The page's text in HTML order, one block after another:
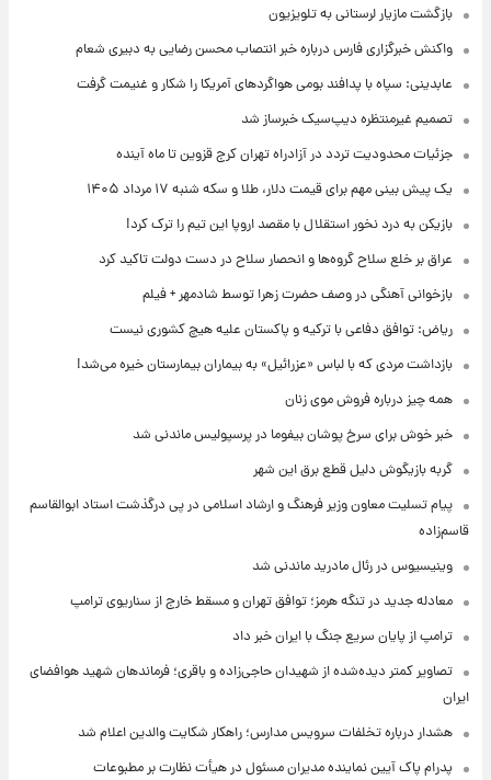
بازگشت مازیار لرستانی به تلویزیون
واکنش خبرگزاری فارس درباره خبر انتصاب محسن رضایی به دبیری شعام
عابدینی: سپاه با پدافند بومی هواگردهای آمریکا را شکار و غنیمت گرفت
تصمیم غیرمنتظره دیپ‌سیک خبرساز شد
جزئیات محدودیت تردد در آزادراه تهران کرج قزوین تا ماه آینده
یک پیش ‌بینی مهم برای قیمت دلار، طلا و سکه شنبه ۱۷ مرداد ۱۴۰۵
بازیکن به درد نخور استقلال با مقصد اروپا این تیم را ترک کرد!
عراق بر خلع سلاح گروه‌ها و انحصار سلاح در دست دولت تاکید کرد
بازخوانی آهنگی در وصف حضرت زهرا توسط شادمهر + فیلم
ریاض: توافق دفاعی با ترکیه و پاکستان علیه هیچ کشوری نیست
بازداشت مردی که با لباس «عزرائیل» به بیماران بیمارستان خیره می‌شد!
همه چیز درباره فروش موی زنان
خبر خوش برای سرخ پوشان بیفوما در پرسپولیس ماندنی شد
گربه بازیگوش دلیل قطع برق این شهر
پیام تسلیت معاون وزیر فرهنگ و ارشاد اسلامی در پی درگذشت استاد ابوالقاسم
قاسم‌زاده
وینیسیوس در رئال مادرید ماندنی شد
معادله جدید در تنگه هرمز؛ توافق تهران و مسقط خارج از سناریوی ترامپ
ترامپ از پایان سریع جنگ با ایران خبر داد
تصاویر کمتر دیده‌شده از شهیدان حاجی‌زاده و باقری؛ فرماندهان شهید هوافضای
ایران
هشدار درباره تخلفات سرویس مدارس؛ راهکار شکایت والدین اعلام شد
پدرام پاک آیین نماینده مدیران مسئول در هیأت نظارت بر مطبوعات